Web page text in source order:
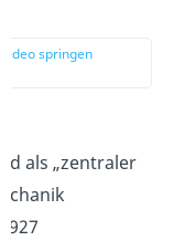
springen
als „zentraler